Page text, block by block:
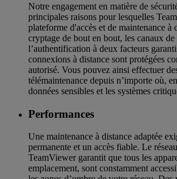
Notre engagement en matière de
principales raisons pour lesquelles
plateforme d'accès et de maintenance à
cryptage de bout en bout, les canaux de
l’authentification à deux facteurs
connexions à distance sont protégées
autorisé. Vous pouvez ainsi effectuer
télémaintenance depuis n’importe où,
données sensibles et les systèmes
Performances
Une maintenance à distance adaptée
permanente et un accès fiable. Le
TeamViewer garantit que tous les
emplacement, sont constamment